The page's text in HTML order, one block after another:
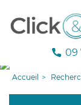
09
Accueil Recherche aide à domicile